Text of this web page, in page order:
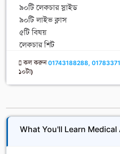
৯০টি লেকচার স্লাইড
৯০টি লাইভ ক্লাস
৫টি বিষয়
লেকচার শিট
কল করুন01743188288,
১০টা)
What You'll Learn